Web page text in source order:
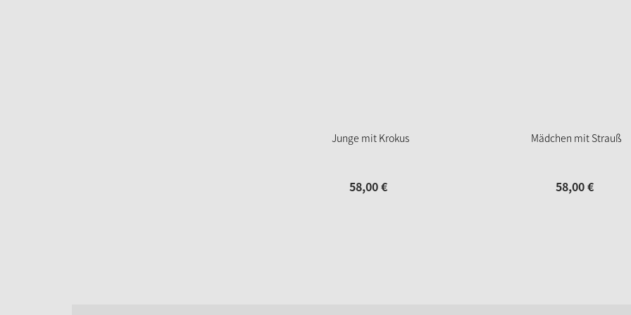
Junge mit Krokus
58,00€
Mädchen mit Strauß
58,00€